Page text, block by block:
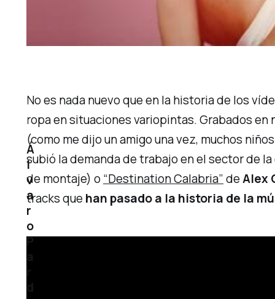
No es nada nuevo que en la historia de los
ropa en situaciones variopintas. Grabados
(como me dijo un amigo una vez, muchos
subió la demanda de trabajo en el sector de
de montaje) o“Destination Calabria”deAlex
tracksque han pasado a la historia de la
Á
l
v
a
r
o
P
a
r
d